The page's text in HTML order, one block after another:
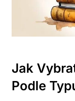
Jak
Podle